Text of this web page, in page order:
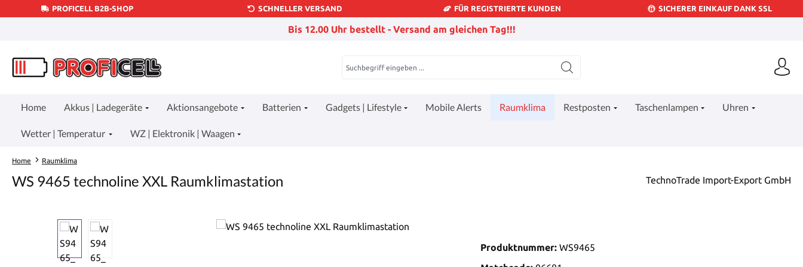
Hauptinhalt springen
Zur Suche springen
Zur Hauptnavigation springen
PROFICELL B2B-SHOP SCHNELLER VERSAND FÜR REGISTRIERTE KUNDEN SICHERER EINKAUF DANK SSL
Bis 12.00 Uhr bestellt - Versand am gleichen Tag!!!
Home Akkus | Ladegeräte Aktionsangebote Batterien Gadgets | Lifestyle Mobile Alerts Raumklima Restposten Taschenlampen Uhren
Wetter | Temperatur WZ | Elektronik | Waagen
Home Raumklima
WS 9465 technoline XXL Raumklimastation TechnoTrade Import-Export GmbH
Produktnummer: WS9465